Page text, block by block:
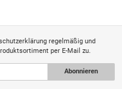
regelmäßig und
per E-Mail zu.
Abonnieren